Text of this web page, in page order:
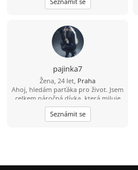
pajinka7
Žena, 24 let, Praha
Ahoj, hledám parťáka pro život. Jsem
celkem náročná dívka, která miluje
adrenalin a nesedí doma na zadku.
Prý jsem milá, nezkrotná, divoká a
trošku víc šílená blondýnka:)
Seznámit se